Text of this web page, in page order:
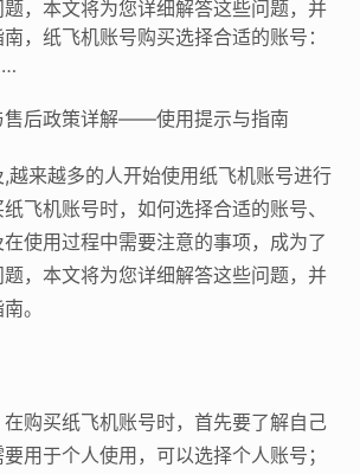
，本文将为您详细解答这些问题，并
，纸飞机账号购买选择合适的账号：
售后政策详解——使用提示与指南
越来越多的人开始使用纸飞机账号进行
飞机账号时，如何选择合适的账号、
使用过程中需要注意的事项，成为了
，本文将为您详细解答这些问题，并
。
购买纸飞机账号时，首先要了解自己
用于个人使用，可以选择个人账号；